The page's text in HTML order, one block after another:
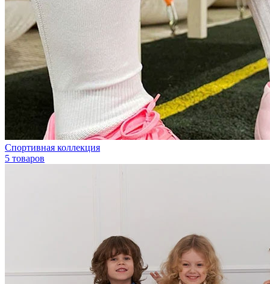
Спортивная коллекция
5 товаров